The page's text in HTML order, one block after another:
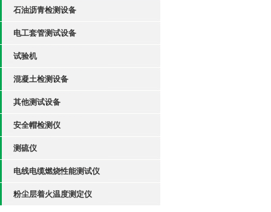
石油沥青检测设备
电工套管测试设备
试验机
混凝土检测设备
其他测试设备
安全帽检测仪
测硫仪
电线电缆燃烧性能测试仪
粉尘层着火温度测定仪